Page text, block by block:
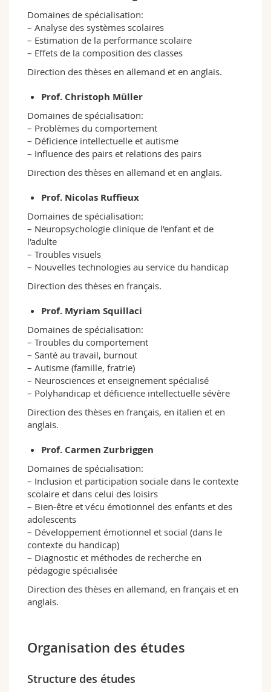
Domaines de spécialisation:
– Analyse des systèmes scolaires
– Estimation de la performance scolaire
– Effets de la composition des classes
Direction des thèses en allemand et en anglais.
Prof. Christoph Müller
Domaines de spécialisation:
– Problèmes du comportement
– Déficience intellectuelle et autisme
– Influence des pairs et relations des pairs
Direction des thèses en allemand et en anglais.
Prof. Nicolas Ruffieux
Domaines de spécialisation:
– Neuropsychologie clinique de l'enfant et de
l'adulte
– Troubles visuels
– Nouvelles technologies au service du handicap
Direction des thèses en français.
Prof. Myriam Squillaci
Domaines de spécialisation:
– Troubles du comportement
– Santé au travail, burnout
– Autisme (famille, fratrie)
– Neurosciences et enseignement spécialisé
– Polyhandicap et déficience intellectuelle sévère
Direction des thèses en français, en italien et en
anglais.
Prof. Carmen Zurbriggen
Domaines de spécialisation:
– Inclusion et participation sociale dans le contexte
scolaire et dans celui des loisirs
– Bien-être et vécu émotionnel des enfants et des
adolescents
– Développement émotionnel et social (dans le
contexte du handicap)
– Diagnostic et méthodes de recherche en
pédagogie spécialisée
Direction des thèses en allemand, en français et en
anglais.
Organisation des études
Structure des études